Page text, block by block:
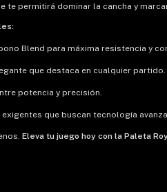
te permitirá dominar la cancha y
Blend para máxima resistencia y
que destaca en cualquier partido.
potencia y precisión.
que buscan tecnología
Eleva tu juego hoy con la Paleta